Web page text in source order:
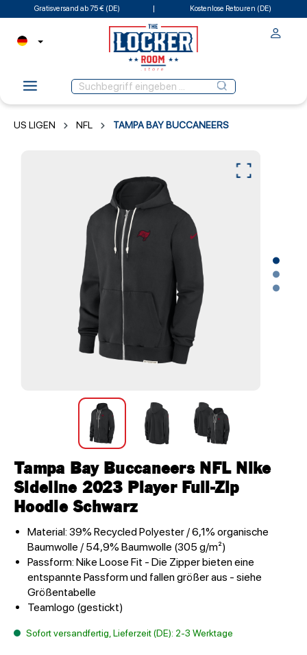
Gratisversand ab 75 € (DE) Kostenlose Retouren (DE)
US LIGEN NFL TAMPA BAY BUCCANEERS
Tampa Bay Buccaneers NFL Nike
Sideline 2023 Player Full-Zip
Hoodie Schwarz
Material: 39% Recycled Polyester / 6,1% organische
Baumwolle / 54,9% Baumwolle (305 g/m²)
Passform: Nike Loose Fit - Die Zipper bieten eine
entspannte Passform und fallen größer aus - siehe
Größentabelle
Teamlogo (gestickt)
Sofort versandfertig, Lieferzeit (DE): 2-3 Werktage